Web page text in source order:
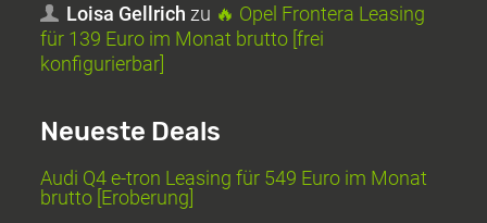
Loisa Gellrich zu 🔥 Opel Frontera Leasing
für 139 Euro im Monat brutto [frei
konfigurierbar]
Neueste Deals
Audi Q4 e-tron Leasing für 549 Euro im Monat
brutto [Eroberung]